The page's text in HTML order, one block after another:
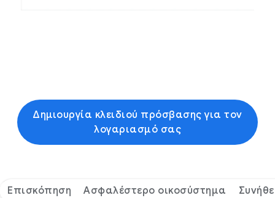
Δημιουργία κλειδιού πρόσβασης για τον
λογαριασμό σας
Επισκόπηση Ασφαλέστερο οικοσύστημα